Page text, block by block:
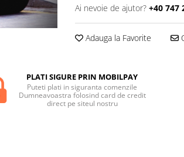
Ai nevoie de ajutor? +40 747
Adauga la Favorite
PLATI SIGURE PRIN MOBILPAY
Puteti plati in siguranta comenzile
Dumneavoastra folosind card de credit
direct pe siteul nostru